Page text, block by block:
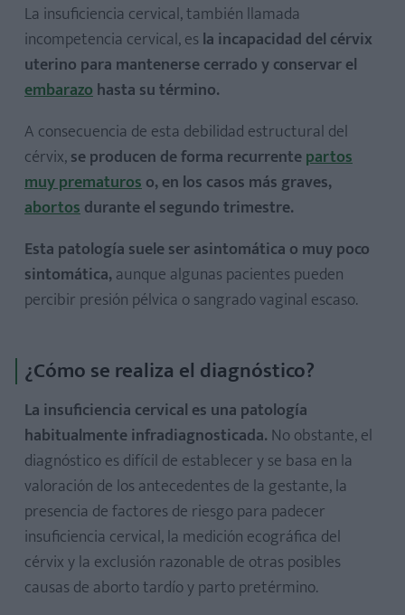
La insuficiencia cervical, también llamada
incompetencia cervical, es la incapacidad del cérvix
uterino para mantenerse cerrado y conservar el
embarazohasta su término.
A consecuencia de esta debilidad estructural del
cérvix,se producen de forma recurrentepartos
muy prematuroso, en los casos más graves,
abortosdurante el segundo trimestre.
Esta patología suele ser asintomática o muy poco
sintomática,aunque algunas pacientes pueden
percibir presión pélvica o sangrado vaginal escaso.
¿Cómo se realiza el diagnóstico?
La insuficiencia cervical es una patología
habitualmente infradiagnosticada. No obstante, el
diagnóstico es difícil de establecer y se basa en la
valoración de los antecedentes de la gestante, la
presencia de factores de riesgo para padecer
insuficiencia cervical, la medición ecográfica del
cérvix y la exclusión razonable de otras posibles
causas de aborto tardío y parto pretérmino.